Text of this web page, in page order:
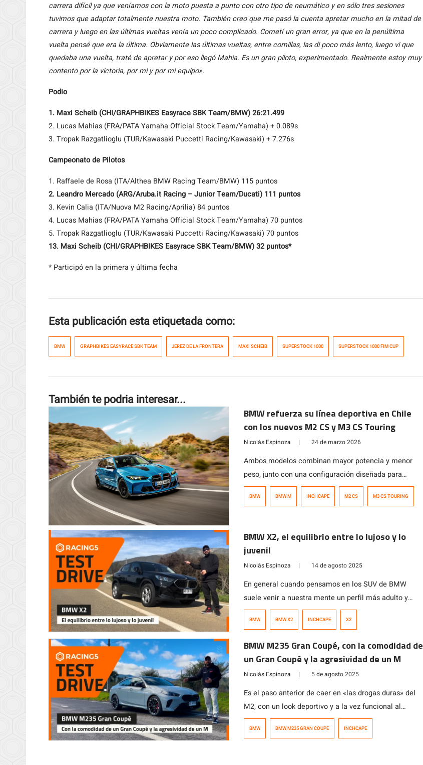
carrera difícil ya que veníamos con la moto puesta a punto con otro tipo de neumático y en sólo tres sesiones
tuvimos que adaptar totalmente nuestra moto. También creo que me pasó la cuenta apretar mucho en la mitad de
carrera y luego en las últimas vueltas venía un poco complicado. Cometí un gran error, ya que en la penúltima
vuelta pensé que era la última. Obviamente las últimas vueltas, entre comillas, las di poco más lento, luego vi que
quedaba una vuelta, traté de apretar y por eso llegó Mahia. Es un gran piloto, experimentado. Realmente estoy muy
contento por la victoria, por mi y por mi equipo».
Podio
1. Maxi Scheib (CHI/GRAPHBIKES Easyrace SBK Team/BMW) 26:21.499
2. Lucas Mahias (FRA/PATA Yamaha Official Stock Team/Yamaha) + 0.089s
3. Tropak Razgatlioglu (TUR/Kawasaki Puccetti Racing/Kawasaki) + 7.276s
Campeonato de Pilotos
1. Raffaele de Rosa (ITA/Althea BMW Racing Team/BMW) 115 puntos
2. Leandro Mercado (ARG/Aruba.it Racing – Junior Team/Ducati) 111 puntos
3. Kevin Calia (ITA/Nuova M2 Racing/Aprilia) 84 puntos
4. Lucas Mahias (FRA/PATA Yamaha Official Stock Team/Yamaha) 70 puntos
5. Tropak Razgatlioglu (TUR/Kawasaki Puccetti Racing/Kawasaki) 70 puntos
13. Maxi Scheib (CHI/GRAPHBIKES Easyrace SBK Team/BMW) 32 puntos*
* Participó en la primera y última fecha
Esta publicación esta etiquetada como:
BMW GRAPHBIKES EASYRACE SBK TEAM JEREZ DE LA FRONTERA MAXI SCHEIB SUPERSTOCK 1000 SUPERSTOCK 1000 FIM CUP
También te podria interesar...
BMW refuerza su línea deportiva en Chile
con los nuevos M2 CS y M3 CS Touring
Nicolás Espinoza | 24 de marzo 2026
Ambos modelos combinan mayor potencia y menor
peso, junto con una configuración diseñada para
ofrecer el máximo rendimiento en conducción
su línea deportiva en el segmento de altas
prestaciones.
BMW BMW M INCHCAPE M2 CS M3 CS TOURING
BMW X2, el equilibrio entre lo lujoso y lo
juvenil
Nicolás Espinoza | 14 de agosto 2025
En general cuando pensamos en los SUV de BMW
suele venir a nuestra mente un perfil más adulto y
serio, sin embargo, con el BMW X2 la marca
segmento más juvenil y conectado con la tecnología.
Monta un […]
BMW BMW X2 INCHCAPE X2
BMW M235 Gran Coupé, con la comodidad de
un Gran Coupé y la agresividad de un M
Nicolás Espinoza | 5 de agosto 2025
Es el paso anterior de caer en «las drogas duras» del
M2, con un look deportivo y a la vez funcional al
incorporar las 4 puertas en lo que BMW denomina
BMW BMW M235 GRAN COUPE INCHCAPE